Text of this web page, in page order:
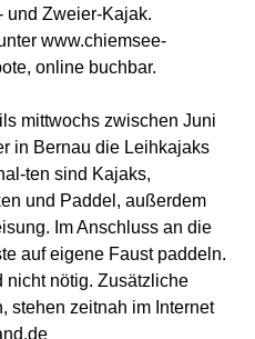
und Zweier-Kajak.
www.chiemsee-
online buchbar.
mittwochs zwischen Juni
in Bernau die Leihkajaks
ten sind Kajaks,
und Paddel, außerdem
Im Anschluss an die
auf eigene Faust paddeln.
nicht nötig. Zusätzliche
stehen zeitnah im Internet